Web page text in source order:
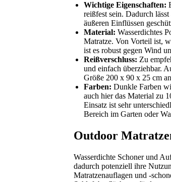
Wichtige Eigenschaften:
reißfest sein. Dadurch
äußeren Einflüssen
Material: Wasserdichtes
Matratze. Von Vorteil ist,
ist es robust gegen Wind
Reißverschluss: Zu
und einfach überziehbar.
Größe 200 x 90 x 25 cm
Farben: Dunkle Farben
auch hier das Material zu
Einsatz ist sehr
Bereich im Garten oder
Outdoor
Wasserdichte Schoner und
dadurch potenziell ihre
Matratzenauflagen und -